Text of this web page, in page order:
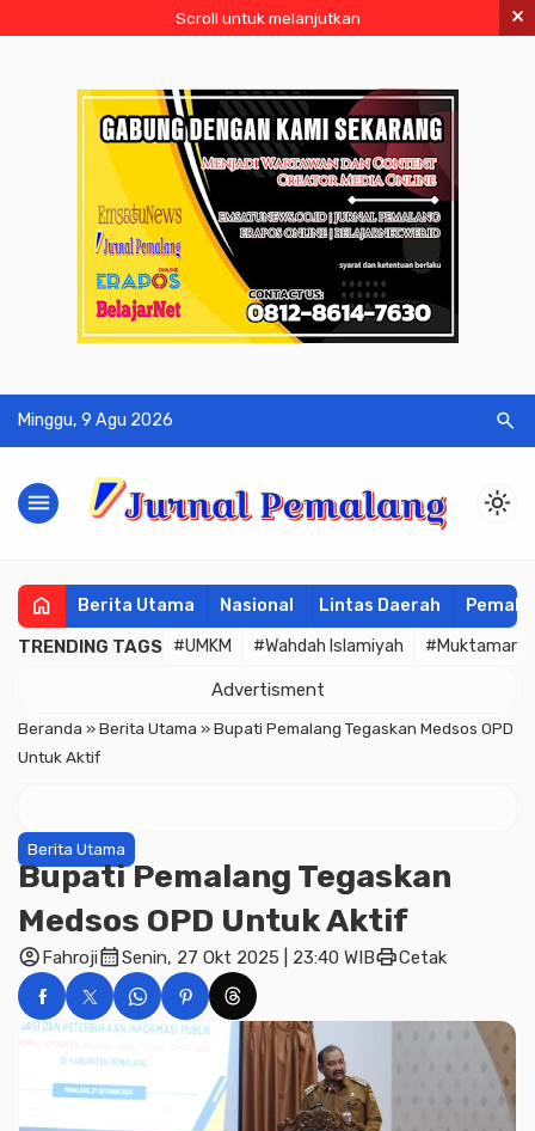
Scroll untuk melanjutkan ×
Minggu, 9 Agu 2026 search
menu light_mode
home Berita Utama Nasional Lintas Daerah
TRENDING TAGS #UMKM #Wahdah Islamiyah #Muktamar
Advertisment
Beranda »Berita Utama »Bupati Pemalang Tegaskan Medsos OPD
Untuk Aktif
Berita Utama
Bupati Pemalang Tegaskan
Medsos OPD Untuk Aktif
account_circleFahrojicalendar_monthSenin, 27 Okt 2025 | 23:40 WIBprintCetak